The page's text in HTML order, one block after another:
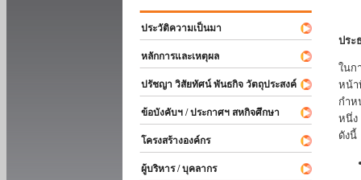
ประวัติความเป็นมา
หลักการและเหตุผล
ปรัชญา วิสัยทัศน์ พันธกิจ วัตถุประสงค์
ข้อบังคับฯ / ประกาศฯ สหกิจศึกษา
โครงสร้างองค์กร
ผู้บริหาร / บุคลากร
ประ
ในก
หน้า
กำห
หนึ่ง
ดังนี้